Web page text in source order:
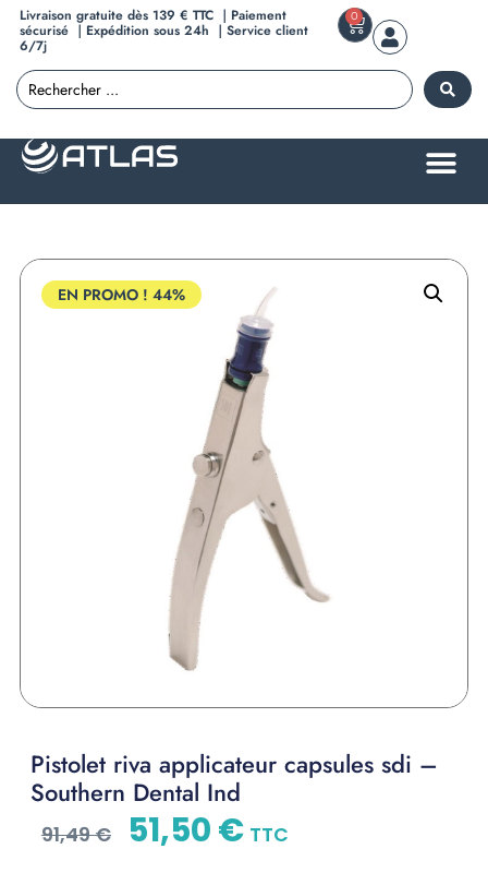
Livraison gratuite dès 139 € TTC ｜Paiement
sécurisé ｜Expédition sous 24h ｜Service client
6/7j
0
EN PROMO ! 44%
Pistolet riva applicateur capsules sdi –
Southern Dental Ind
91,49€ 51,50€ TTC